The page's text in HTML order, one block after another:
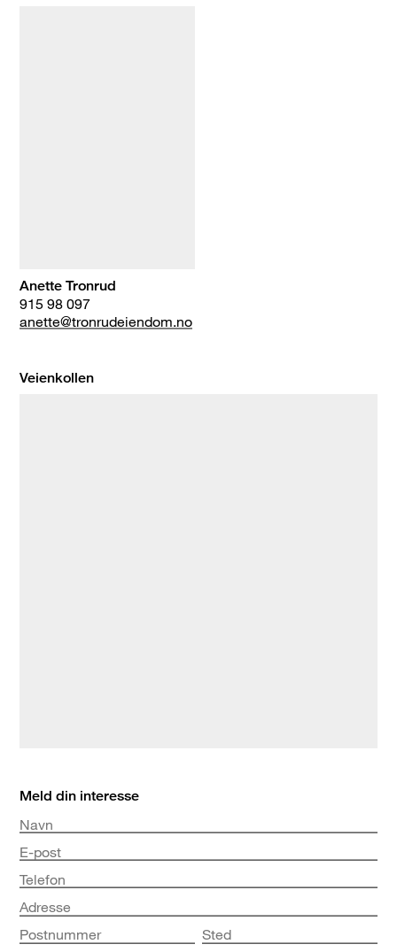
Anette Tronrud
915 98 097
anette@tronrudeiendom.no
Veienkollen
Meld din interesse